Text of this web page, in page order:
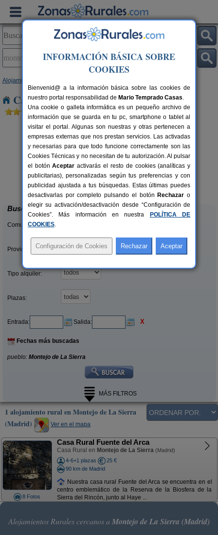
Alojamientos
Casas Rurales en Montejo de La Sierra
8 pers.
desde40 €
La Terracita
Venturada (Madrid)
Buscar
Comunidades:
Provincias/Islas:
Tipo alquiler:
Plazas:
Entrada: Salida: X
Fechas más buscadas
pueblo: Montejo de La Sierra
MÁS FILTROS
1 alojamiento rural en Montejo de La Sierra
(Madrid)
Ver en el mapa
8 Fotos
Casa Rural Fuente del Arca
Casa Rural en Montejo de La Sierra (Madrid)
4-6+1 plazas
25 €
90 km de Madrid
Nuestra casa rural Fuente del Arca se encuentra en el
centro emblemático de la Reserva de la Biosfera de la
Sierra del Rincón, junto al Haye ...
Alojamientos Rurales cercanos a Montejo de La Sierra (Madrid)
INFORMACIÓN BÁSICA SOBRE
COOKIES
Bienvenid@ a la información básica sobre las cookies de
nuestro portal responsabilidad de Mario Temprado Casas.
Una cookie o galleta informática es un pequeño archivo de
información que se guarda en tu pc, smartphone o tablet al
visitar el portal. Algunas son nuestras y otras pertenecen a
empresas externas que nos prestan servicios. Las activadas
y necesarias para que todo funcione correctamente son las
Cookies Técnicas y no necesitan de tu autorización. Al pulsar
el botónAceptar activarás el resto de cookies (analíticas y
publicitarias), personalizadas según tus preferencias y con
publicidad ajustada a tus búsquedas. Estas últimas puedes
desactivarlas por completo pulsando el botón Rechazar o
elegir su activación/desactivación desde “Configuración de
Cookies”. Más información en nuestra
POLÍTICA DE
COOKIES.